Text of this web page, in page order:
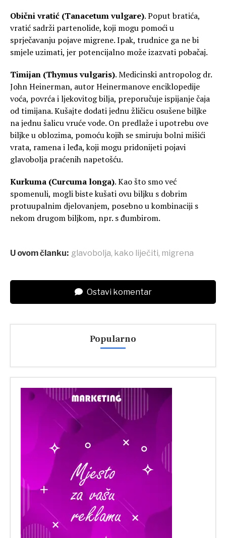
Obični vratić (Tanacetum vulgare). Poput bratića,
vratić sadrži partenolide, koji mogu pomoći u
sprječavanju pojave migrene. Ipak, trudnice ga ne bi
smjele uzimati, jer potencijalno može izazvati pobačaj.
Timijan (Thymus vulgaris). Medicinski antropolog dr.
John Heinerman, autor Heinermanove enciklopedije
voća, povrća i ljekovitog bilja, preporučuje ispijanje čaja
od timijana. Kušajte dodati jednu žličicu osušene biljke
na jednu šalicu vruće vode. On predlaže i upotrebu ove
biljke u oblozima, pomoću kojih se smiruju bolni mišići
vrata, ramena i leđa, koji mogu pridonijeti pojavi
glavobolja praćenih napetošću.
Kurkuma (Curcuma longa). Kao što smo već
spomenuli, mogli biste kušati ovu biljku s dobrim
protuupalnim djelovanjem, posebno u kombinaciji s
nekom drugom biljkom, npr. s đumbirom.
U ovom članku: glavobolja, kako liječiti, migrena
Ostavi komentar
Popularno